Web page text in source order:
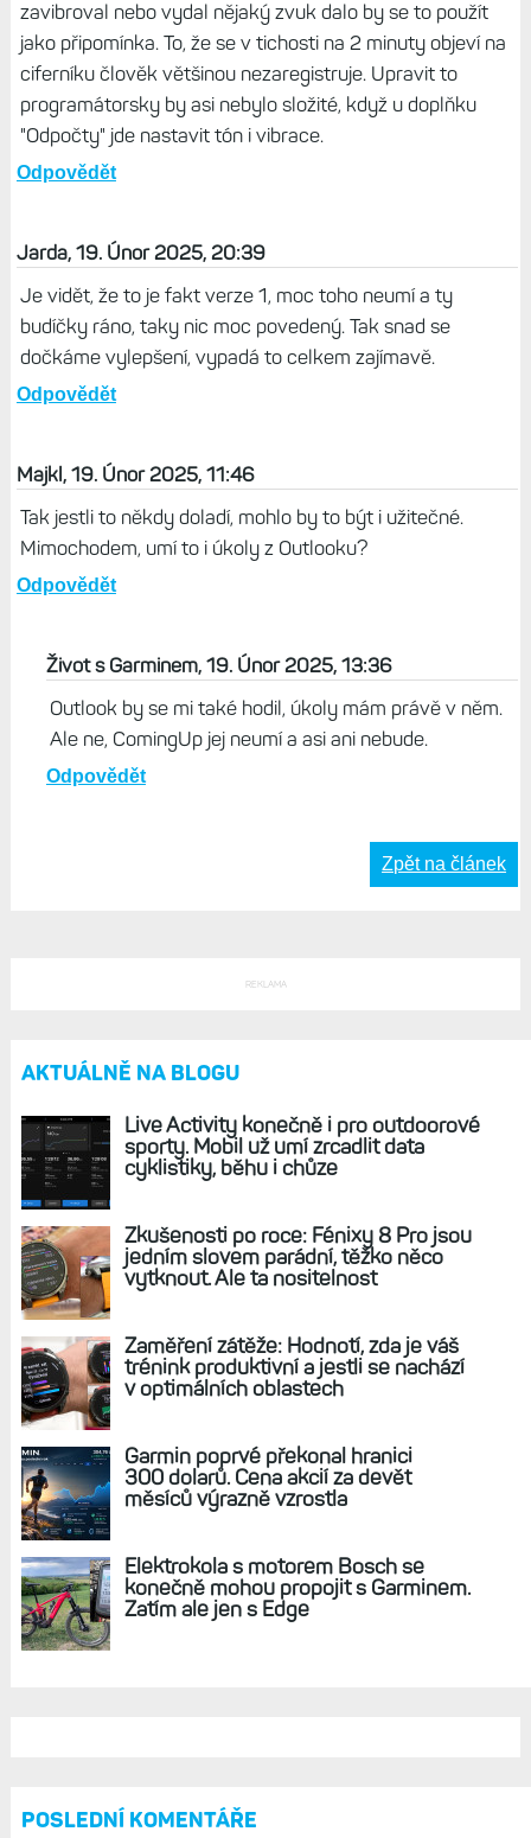
zavibroval nebo vydal nějaký zvuk dalo by se to použít
jako připomínka. To, že se v tichosti na 2 minuty objeví na
ciferníku člověk většinou nezaregistruje. Upravit to
programátorsky by asi nebylo složité, když u doplňku
"Odpočty" jde nastavit tón i vibrace.
Odpovědět
Jarda, 19. Únor 2025, 20:39
Je vidět, že to je fakt verze 1, moc toho neumí a ty
budíčky ráno, taky nic moc povedený. Tak snad se
dočkáme vylepšení, vypadá to celkem zajímavě.
Odpovědět
Majkl, 19. Únor 2025, 11:46
Tak jestli to někdy doladí, mohlo by to být i užitečné.
Mimochodem, umí to i úkoly z Outlooku?
Odpovědět
Život s Garminem, 19. Únor 2025, 13:36
Outlook by se mi také hodil, úkoly mám právě v něm.
Ale ne, ComingUp jej neumí a asi ani nebude.
Odpovědět
Zpět na článek
REKLAMA
AKTUÁLNĚ NA BLOGU
Live Activity konečně i pro outdoorové
sporty. Mobil už umí zrcadlit data
cyklistiky, běhu i chůze
Zkušenosti po roce: Fénixy 8 Pro jsou
jedním slovem parádní, těžko něco
vytknout. Ale ta nositelnost
Zaměření zátěže: Hodnotí, zda je váš
trénink produktivní a jestli se nachází
v optimálních oblastech
Garmin poprvé překonal hranici
300 dolarů. Cena akcií za devět
měsíců výrazně vzrostla
Elektrokola s motorem Bosch se
konečně mohou propojit s Garminem.
Zatím ale jen s Edge
POSLEDNÍ KOMENTÁŘE